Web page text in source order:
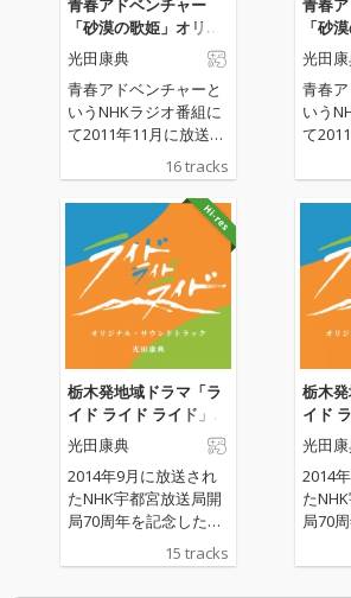
青春アドベンチャー
「砂漠の歌姫」オリジ
ナル・サウンドトラッ
ク
光田康典
青春アドベンチャーと
いうNHKラジオ番組に
て2011年11月に放送さ
れた幻のラジオドラマ
『砂漠の歌姫』のオリ
ジナル・サウンドトラ
ックが14年という時を
経て配信で登場。作編
曲は『クロノ・トリガ
ー』や『ダンジョン
飯』などを手掛けるプ
ロキオン・スタジオの
光田康典が全曲担当。
謎を秘めた砂漠の街を
舞台にした躍動感あふ
れる異世界ファンタジ
ーというドラマの世界
を光田康典が楽曲で表
現したとても貴重なア
ーカイブス。
16 tracks
青春
「砂
ナル
ク
光田
青春
いう
て
れた
『砂
ジナ
ック
経て
曲は
ー』
飯』
ロキ
光田
謎を
舞台
れる
ーと
を光田
現し
ーカ
栃木発地域ドラマ「ラ
イド ライド ライド」オ
リジナル・サウンドト
ラック
光田康典
2014年9月に放送され
たNHK宇都宮放送局開
局70周年を記念した栃
木発地域ドラマ『ライ
ド ライド ライド』のオ
15 tracks
栃木
イド
リジ
ラック
光田
2014
た
局70
木発
ド ラ